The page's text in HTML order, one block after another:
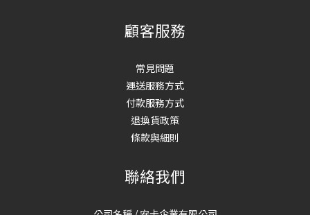
顧客服務
常見問題
運送服務方式
付款服務方式
退換貨政策
條款與細則
聯絡我們